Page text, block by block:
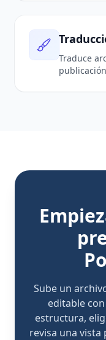
Traduce
publicación
Sube un
editable
estructura,
revisa una vista